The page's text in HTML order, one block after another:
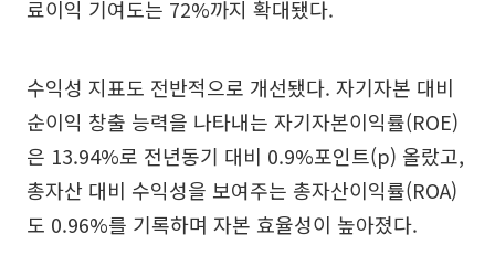
료이익 기여도는 72%까지 확대됐다.
수익성 지표도 전반적으로 개선됐다. 자기자본 대비
순이익 창출 능력을 나타내는 자기자본이익률(ROE)
은 13.94%로 전년동기 대비 0.9%포인트(p) 올랐고,
총자산 대비 수익성을 보여주는 총자산이익률(ROA)
도 0.96%를 기록하며 자본 효율성이 높아졌다.